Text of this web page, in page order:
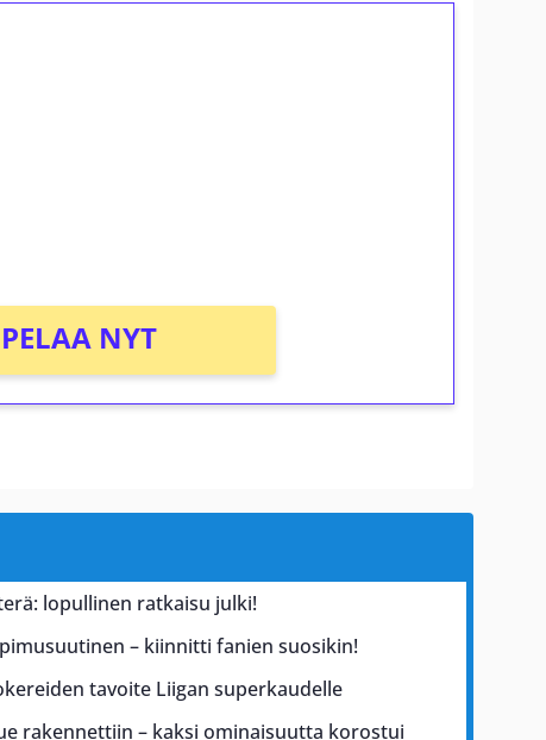
PELAA NYT
lopullinen ratkaisu julki!
– kiinnitti fanien suosikin!
tavoite Liigan superkaudelle
rakennettiin – kaksi ominaisuutta korostui